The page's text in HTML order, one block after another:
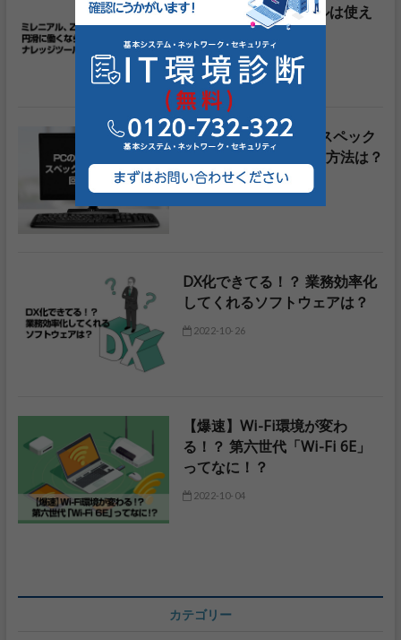
くなら ナレッジツールは使え
2022-11-15
PCの動作が遅い！？ スペック
だけではない！？回避方法は？
2022-11-03
DX化できてる！？ 業務効率化
してくれるソフトウェアは？
2022-10-26
【爆速】Wi-Fi環境が変わ
る！？ 第六世代「Wi-Fi 6E」
ってなに！？
2022-10-04
カテゴリー